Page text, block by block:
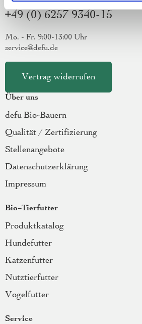
+49 (0) 6257 9340-15
Mo. - Fr. 9:00-13:00 Uhr
service@defu.de
Vertrag widerrufen
Über uns
defu Bio-Bauern
Qualität / Zertifizierung
Stellenangebote
Datenschutzerklärung
Impressum
Bio-Tierfutter
Produktkatalog
Hundefutter
Katzenfutter
Nutztierfutter
Vogelfutter
Service